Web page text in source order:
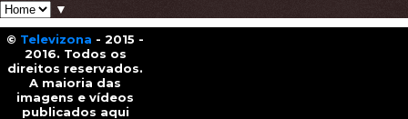
▼
© Televizona - 2015 -
2016. Todos os
direitos reservados.
A maioria das
imagens e vídeos
publicados aqui